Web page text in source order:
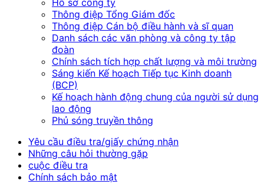
Hồ sơ công ty
Thông điệp Tổng Giám đốc
Thông điệp Cán bộ điều hành và sĩ quan
Danh sách các văn phòng và công ty tập
đoàn
Chính sách tích hợp chất lượng và môi trường
Sáng kiến Kế hoạch Tiếp tục Kinh doanh
(BCP)
Kế hoạch hành động chung của người sử dụng
lao động
Phủ sóng truyền thông
Yêu cầu điều tra/giấy chứng nhận
Những câu hỏi thường gặp
cuộc điều tra
Chính sách bảo mật